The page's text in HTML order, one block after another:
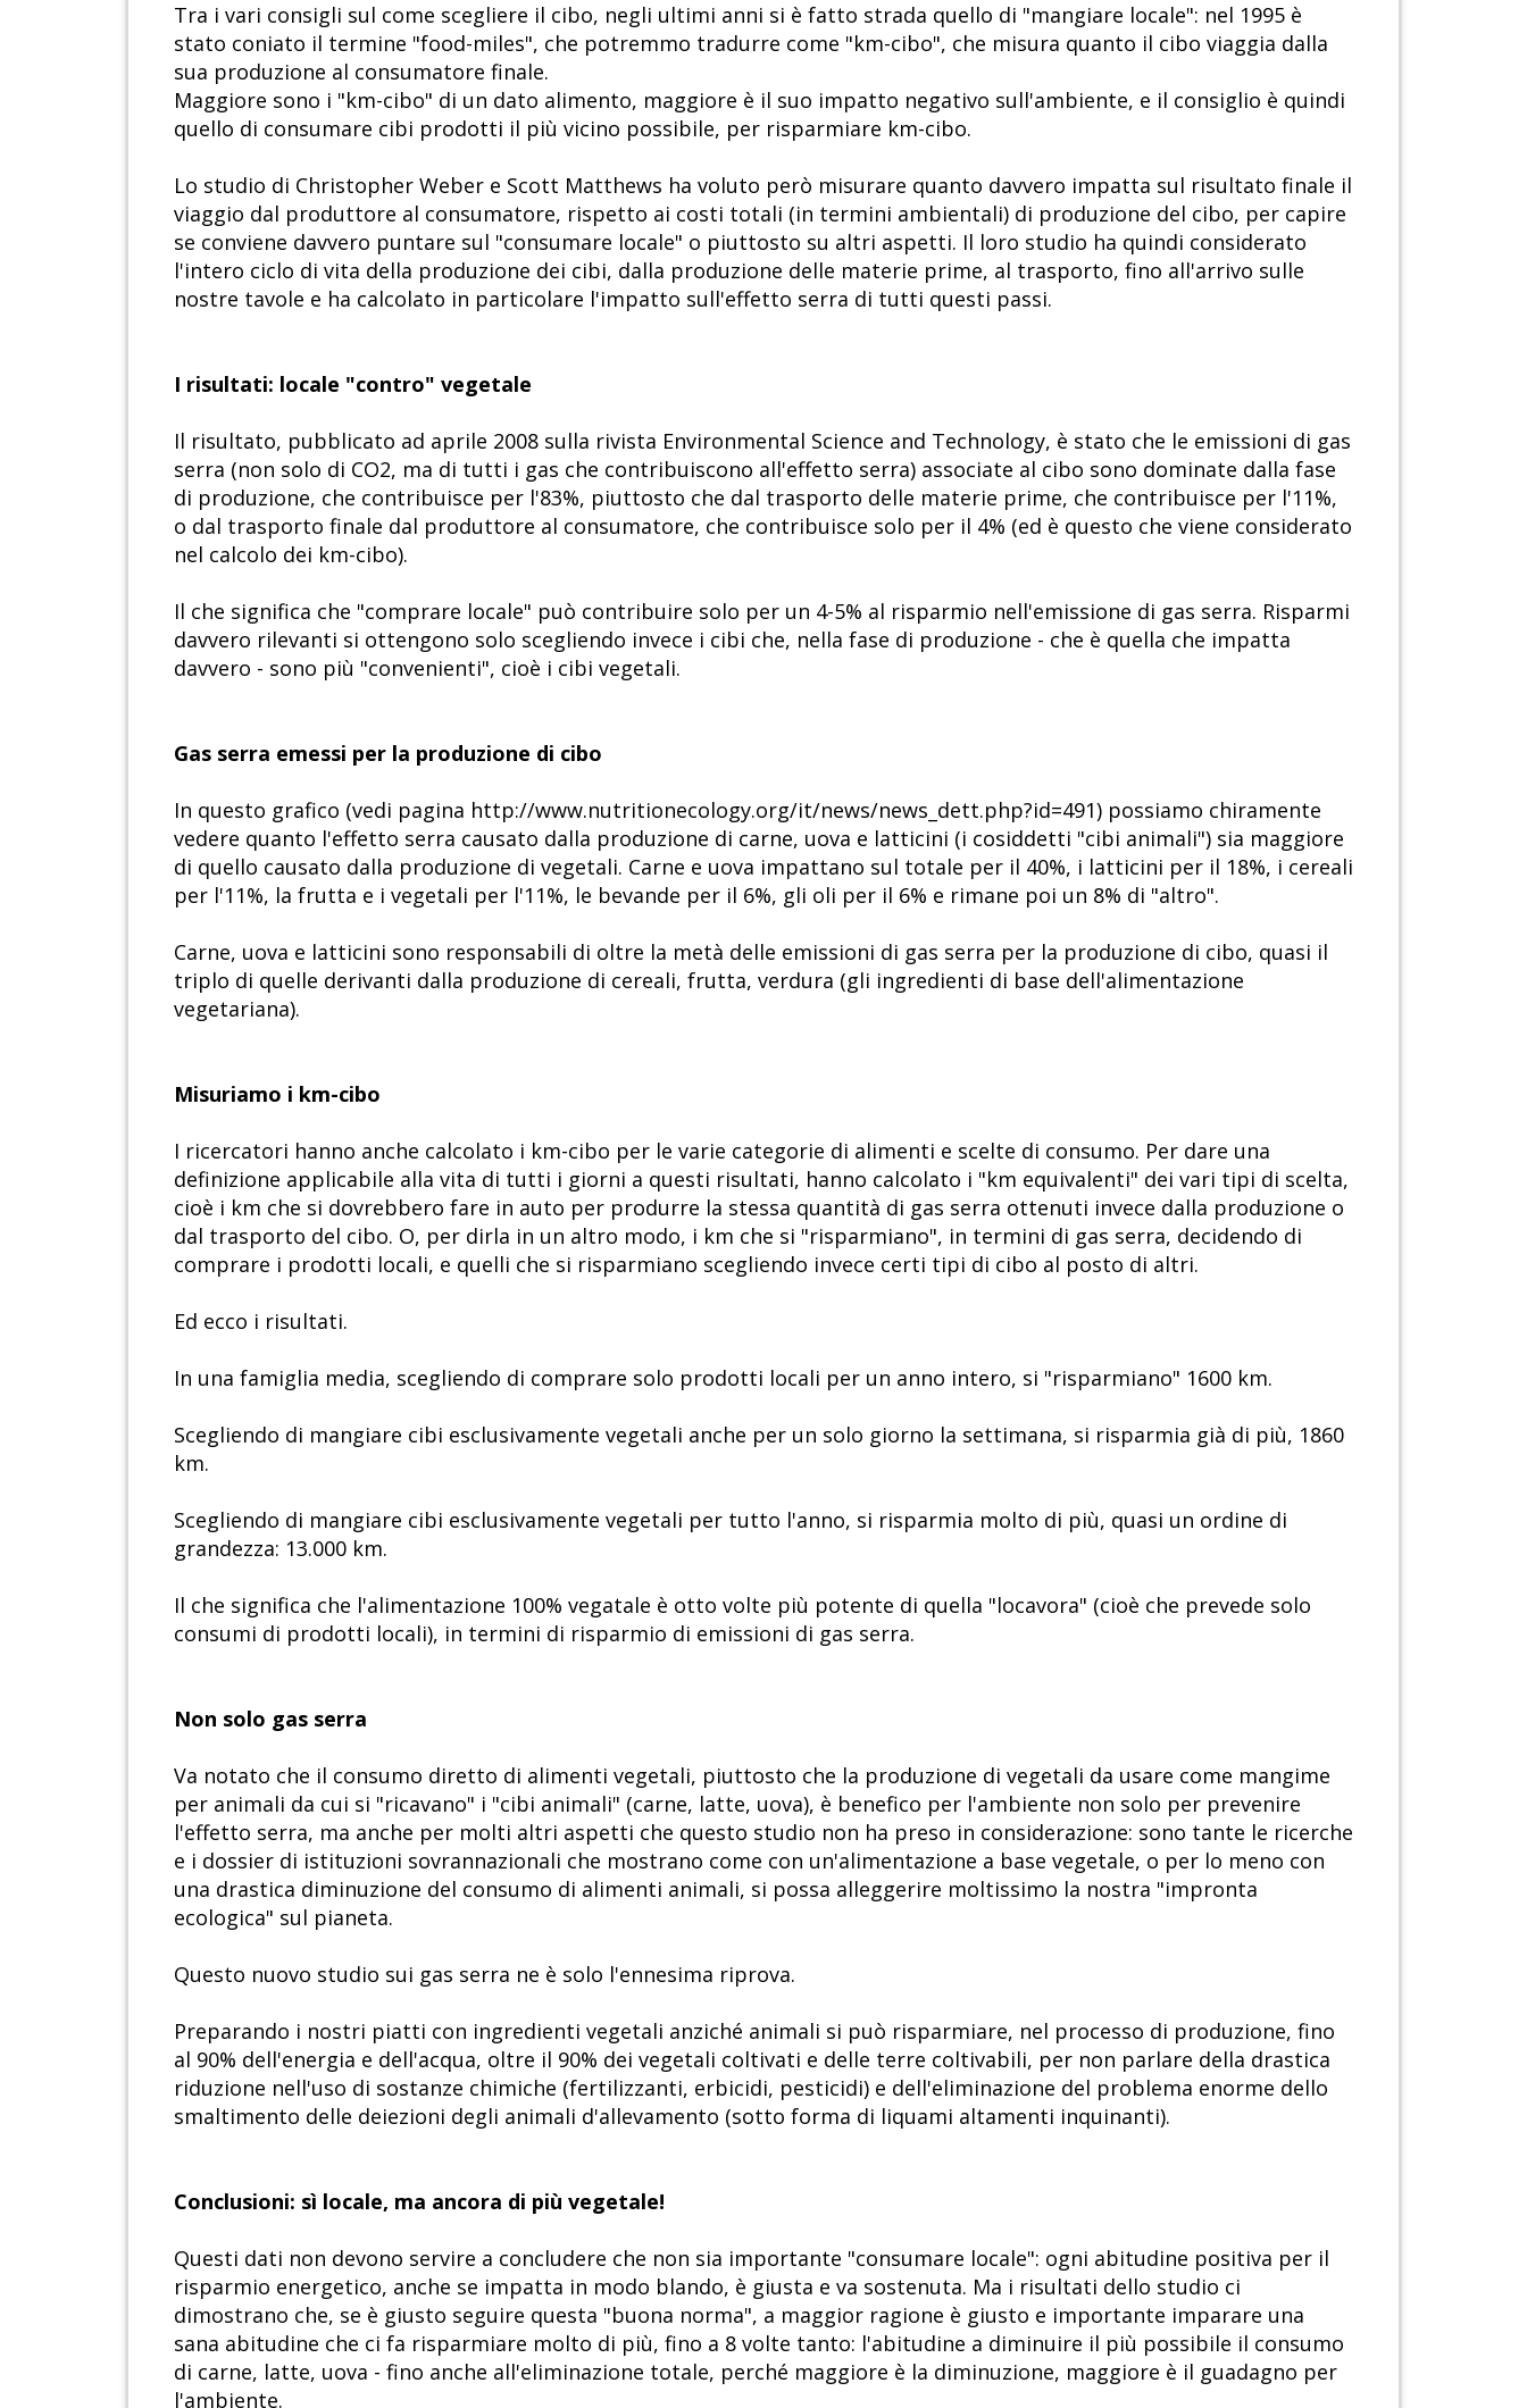
Tra i vari consigli sul come scegliere il cibo, negli ultimi anni si è fatto strada quello di "mangiare locale": nel 1995 è
stato coniato il termine "food-miles", che potremmo tradurre come "km-cibo", che misura quanto il cibo viaggia dalla
sua produzione al consumatore finale.
Maggiore sono i "km-cibo" di un dato alimento, maggiore è il suo impatto negativo sull'ambiente, e il consiglio è quindi
quello di consumare cibi prodotti il più vicino possibile, per risparmiare km-cibo.
Lo studio di Christopher Weber e Scott Matthews ha voluto però misurare quanto davvero impatta sul risultato finale il
viaggio dal produttore al consumatore, rispetto ai costi totali (in termini ambientali) di produzione del cibo, per capire
se conviene davvero puntare sul "consumare locale" o piuttosto su altri aspetti. Il loro studio ha quindi considerato
l'intero ciclo di vita della produzione dei cibi, dalla produzione delle materie prime, al trasporto, fino all'arrivo sulle
nostre tavole e ha calcolato in particolare l'impatto sull'effetto serra di tutti questi passi.
I risultati: locale "contro" vegetale
Il risultato, pubblicato ad aprile 2008 sulla rivista Environmental Science and Technology, è stato che le emissioni di gas
serra (non solo di CO2, ma di tutti i gas che contribuiscono all'effetto serra) associate al cibo sono dominate dalla fase
di produzione, che contribuisce per l'83%, piuttosto che dal trasporto delle materie prime, che contribuisce per l'11%,
o dal trasporto finale dal produttore al consumatore, che contribuisce solo per il 4% (ed è questo che viene considerato
nel calcolo dei km-cibo).
Il che significa che "comprare locale" può contribuire solo per un 4-5% al risparmio nell'emissione di gas serra. Risparmi
davvero rilevanti si ottengono solo scegliendo invece i cibi che, nella fase di produzione - che è quella che impatta
davvero - sono più "convenienti", cioè i cibi vegetali.
Gas serra emessi per la produzione di cibo
In questo grafico (vedi pagina http://www.nutritionecology.org/it/news/news_dett.php?id=491) possiamo chiramente
vedere quanto l'effetto serra causato dalla produzione di carne, uova e latticini (i cosiddetti "cibi animali") sia maggiore
di quello causato dalla produzione di vegetali. Carne e uova impattano sul totale per il 40%, i latticini per il 18%, i cereali
per l'11%, la frutta e i vegetali per l'11%, le bevande per il 6%, gli oli per il 6% e rimane poi un 8% di "altro".
Carne, uova e latticini sono responsabili di oltre la metà delle emissioni di gas serra per la produzione di cibo, quasi il
triplo di quelle derivanti dalla produzione di cereali, frutta, verdura (gli ingredienti di base dell'alimentazione
vegetariana).
Misuriamo i km-cibo
I ricercatori hanno anche calcolato i km-cibo per le varie categorie di alimenti e scelte di consumo. Per dare una
definizione applicabile alla vita di tutti i giorni a questi risultati, hanno calcolato i "km equivalenti" dei vari tipi di scelta,
cioè i km che si dovrebbero fare in auto per produrre la stessa quantità di gas serra ottenuti invece dalla produzione o
dal trasporto del cibo. O, per dirla in un altro modo, i km che si "risparmiano", in termini di gas serra, decidendo di
comprare i prodotti locali, e quelli che si risparmiano scegliendo invece certi tipi di cibo al posto di altri.
Ed ecco i risultati.
In una famiglia media, scegliendo di comprare solo prodotti locali per un anno intero, si "risparmiano" 1600 km.
Scegliendo di mangiare cibi esclusivamente vegetali anche per un solo giorno la settimana, si risparmia già di più, 1860
km.
Scegliendo di mangiare cibi esclusivamente vegetali per tutto l'anno, si risparmia molto di più, quasi un ordine di
grandezza: 13.000 km.
Il che significa che l'alimentazione 100% vegatale è otto volte più potente di quella "locavora" (cioè che prevede solo
consumi di prodotti locali), in termini di risparmio di emissioni di gas serra.
Non solo gas serra
Va notato che il consumo diretto di alimenti vegetali, piuttosto che la produzione di vegetali da usare come mangime
per animali da cui si "ricavano" i "cibi animali" (carne, latte, uova), è benefico per l'ambiente non solo per prevenire
l'effetto serra, ma anche per molti altri aspetti che questo studio non ha preso in considerazione: sono tante le ricerche
e i dossier di istituzioni sovrannazionali che mostrano come con un'alimentazione a base vegetale, o per lo meno con
una drastica diminuzione del consumo di alimenti animali, si possa alleggerire moltissimo la nostra "impronta
ecologica" sul pianeta.
Questo nuovo studio sui gas serra ne è solo l'ennesima riprova.
Preparando i nostri piatti con ingredienti vegetali anziché animali si può risparmiare, nel processo di produzione, fino
al 90% dell'energia e dell'acqua, oltre il 90% dei vegetali coltivati e delle terre coltivabili, per non parlare della drastica
riduzione nell'uso di sostanze chimiche (fertilizzanti, erbicidi, pesticidi) e dell'eliminazione del problema enorme dello
smaltimento delle deiezioni degli animali d'allevamento (sotto forma di liquami altamenti inquinanti).
Conclusioni: sì locale, ma ancora di più vegetale!
Questi dati non devono servire a concludere che non sia importante "consumare locale": ogni abitudine positiva per il
risparmio energetico, anche se impatta in modo blando, è giusta e va sostenuta. Ma i risultati dello studio ci
dimostrano che, se è giusto seguire questa "buona norma", a maggior ragione è giusto e importante imparare una
sana abitudine che ci fa risparmiare molto di più, fino a 8 volte tanto: l'abitudine a diminuire il più possibile il consumo
di carne, latte, uova - fino anche all'eliminazione totale, perché maggiore è la diminuzione, maggiore è il guadagno per
l'ambiente.